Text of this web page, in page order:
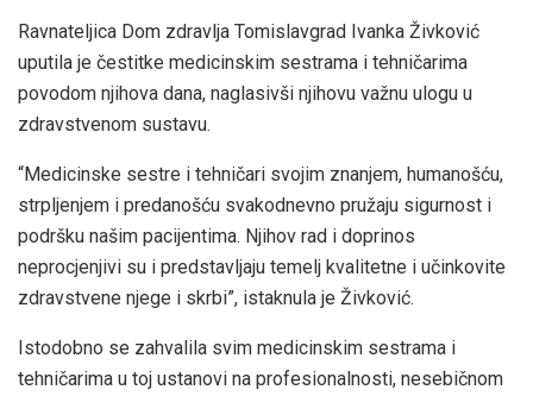
Ravnateljica Dom zdravlja Tomislavgrad Ivanka Živković
uputila je čestitke medicinskim sestrama i tehničarima
povodom njihova dana, naglasivši njihovu važnu ulogu u
zdravstvenom sustavu.
“Medicinske sestre i tehničari svojim znanjem, humanošću,
strpljenjem i predanošću svakodnevno pružaju sigurnost i
podršku našim pacijentima. Njihov rad i doprinos
neprocjenjivi su i predstavljaju temelj kvalitetne i učinkovite
zdravstvene njege i skrbi”, istaknula je Živković.
Istodobno se zahvalila svim medicinskim sestrama i
tehničarima u toj ustanovi na profesionalnosti, nesebičnom